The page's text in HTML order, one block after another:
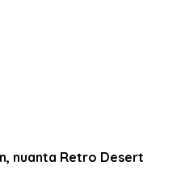
nuanta Retro Desert